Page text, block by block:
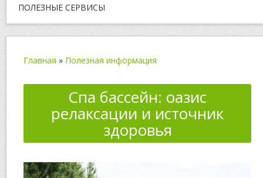
ПОЛЕЗНЫЕ СЕРВИСЫ
Главная » Полезная информация
Спа бассейн: оазис
релаксации и источник
здоровья